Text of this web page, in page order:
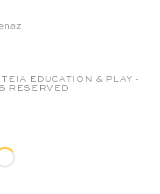
EDUCATION & PLAY -
RESERVED